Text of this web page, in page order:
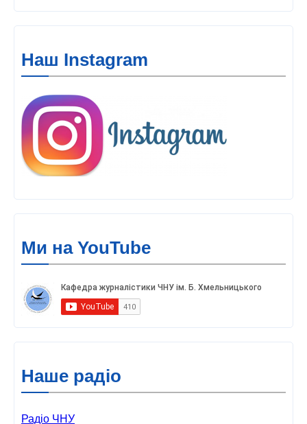
Наш Instagram
Ми на YouTube
Наше радіо
Радіо ЧНУ